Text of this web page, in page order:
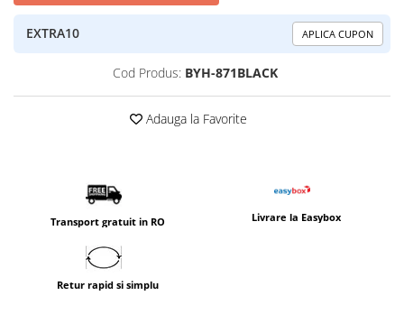
EXTRA10 APLICA CUPON
Cod Produs: BYH-871BLACK
Adauga la Favorite
Transport gratuit in RO Livrare la Easybox
Retur rapid si simplu